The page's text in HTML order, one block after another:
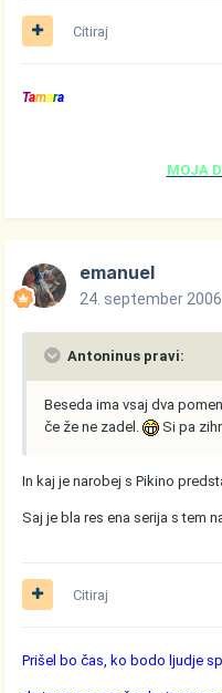
Citiraj
Tamara
MOJA
emanuel
24. september 2006
Antoninus pravi:
Beseda ima vsaj dva
če že ne zadel.
Si pa
In kaj je narobej s Pikino
Saj je bla res ena serija s tem
Citiraj
Prišel bo čas, ko bodo ljudje